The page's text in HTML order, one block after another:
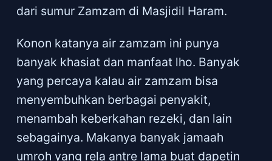
dari sumur Zamzam di Masjidil Haram.
Konon katanya air zamzam ini punya
banyak khasiat dan manfaat lho. Banyak
yang percaya kalau air zamzam bisa
menyembuhkan berbagai penyakit,
menambah keberkahan rezeki, dan lain
sebagainya. Makanya banyak jamaah
umroh yang rela antre lama buat dapetin